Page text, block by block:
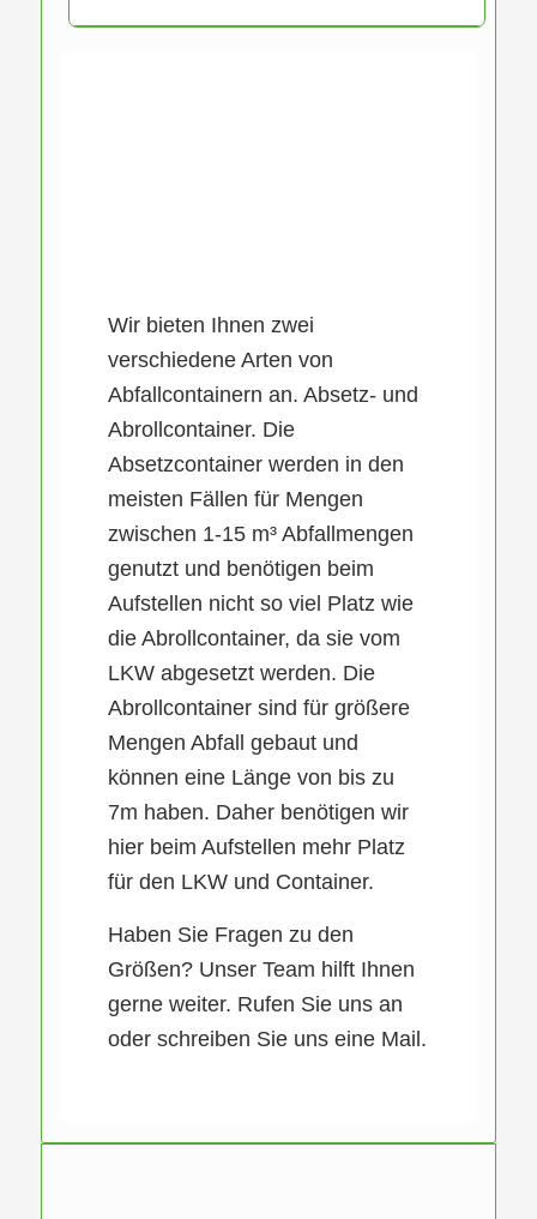
Wir bieten Ihnen zwei
verschiedene Arten von
Abfallcontainern an. Absetz- und
Abrollcontainer. Die
Absetzcontainer werden in den
meisten Fällen für Mengen
zwischen 1-15 m³ Abfallmengen
genutzt und benötigen beim
Aufstellen nicht so viel Platz wie
die Abrollcontainer, da sie vom
LKW abgesetzt werden. Die
Abrollcontainer sind für größere
Mengen Abfall gebaut und
können eine Länge von bis zu
7m haben. Daher benötigen wir
hier beim Aufstellen mehr Platz
für den LKW und Container.
Haben Sie Fragen zu den
Größen? Unser Team hilft Ihnen
gerne weiter. Rufen Sie uns an
oder schreiben Sie uns eine Mail.